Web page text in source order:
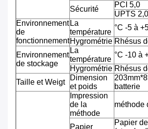
Sécurité
PCI 5,0
UPTS 2,0
Environnement
de
fonctionnement
La
température
°C -5 à
Hygrométrie Rhésus
Environnement
de stockage
La
température
°C -10 à
Hygrométrie Rhésus
Taille et Weigt
Dimension
et poids
batterie
Impression
de la
méthode
méthode
Papier
Papier